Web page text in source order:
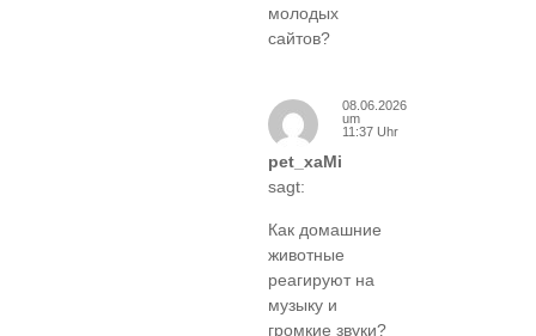
молодых
сайтов?
pet_xaMi
sagt:
08.06.2026
um
11:37 Uhr
Как домашние
животные
реагируют на
музыку и
громкие звуки?